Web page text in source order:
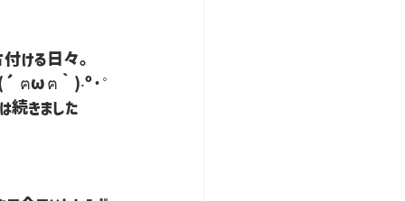
ける日々。
ฅωฅ｀)‧º·˚
続きました